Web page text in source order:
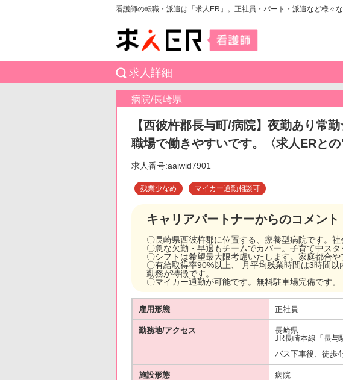
看護師の転職・派遣は「求人ER」。正社員・パート・派遣など様々
求人詳細
病院/長崎県
【西彼杵郡長与町/病院】夜勤あり
職場で働きやすいです。〈求人ERとの
求人番号:aaiwid7901
残業少なめ マイカー通勤相談可
キャリアパートナーからのコメント
〇長崎県西彼杵郡に位置する、療養型病院です。
〇急な欠勤・早退もチームでカバー。子育て中ス
〇シフトは希望最大限考慮いたします。家庭都合
〇有給取得率90%以上、 月平均残業時間は3時間
勤務が特徴です。
〇マイカー通勤が可能です。無料駐車場完備です。
雇用形態 正社員
勤務地/アクセス
長崎県
JR長崎本線「長与
バス下車後、徒歩4
施設形態 病院